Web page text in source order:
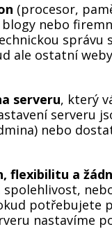
(procesor,
nebo
správu
ale ostatní
serveru, který
serveru
nebo
flexibilitu a
potřebujete
nastavíme